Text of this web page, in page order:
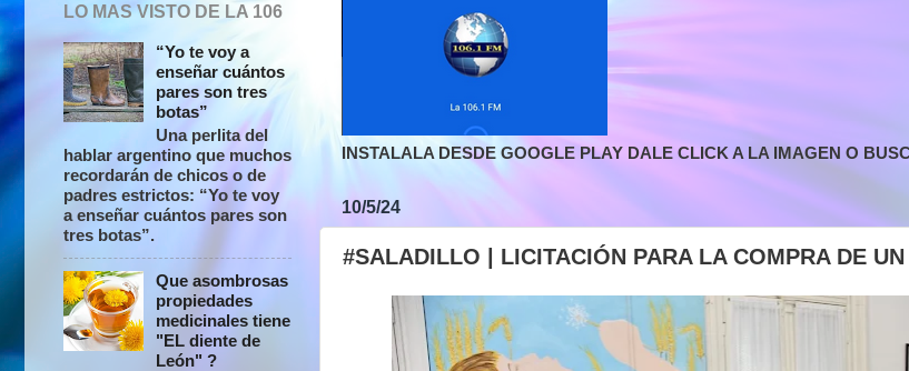
INSTALALA DESDE GOOGLE PLAY DALE CLICK A LA IMAGEN O
10/5/24
#SALADILLO | LICITACIÓN PARA LA COMPRA DE
LO MAS VISTO DE LA 106
“Yo te voy a
enseñar cuántos
pares son tres
botas”
Una perlita del
hablar argentino que muchos
recordarán de chicos o de
padres estrictos: “Yo te voy
a enseñar cuántos pares son
tres botas”.
Que asombrosas
propiedades
medicinales tiene
"EL diente de
León" ?